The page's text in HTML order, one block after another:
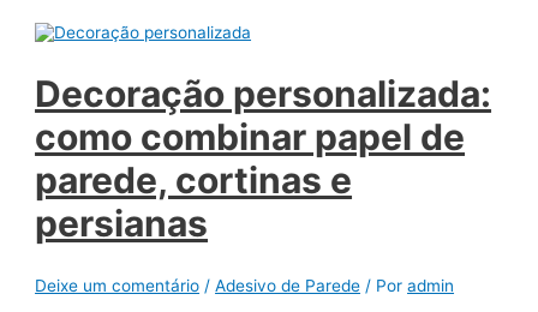
Decoração personalizada:
como combinar papel de
parede, cortinas e
persianas
Deixe um comentário /Adesivo de Parede / Poradmin